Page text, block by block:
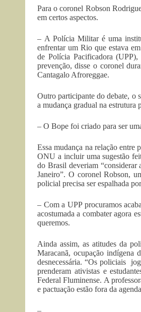
Para o coronel Robson
em certos aspectos.
– A Polícia Militar é uma
enfrentar um Rio que estava
de Polícia Pacificadora
prevenção, disse o coronel
Cantagalo Afroreggae.
Outro participante do debate, o
a mudança gradual na estrutura
– O Bope foi criado para ser
Essa mudança na relação
ONU a incluir uma sugestão
do Brasil deveriam
Janeiro”. O coronel Robson,
policial precisa ser espalhada
– Com a UPP procuramos
acostumada a combater agora
queremos.
Ainda assim, as atitudes da
Maracanã, ocupação
desnecessária. “Os policiais
prenderam ativistas e
Federal Fluminense. A
e pactuação estão fora da
–